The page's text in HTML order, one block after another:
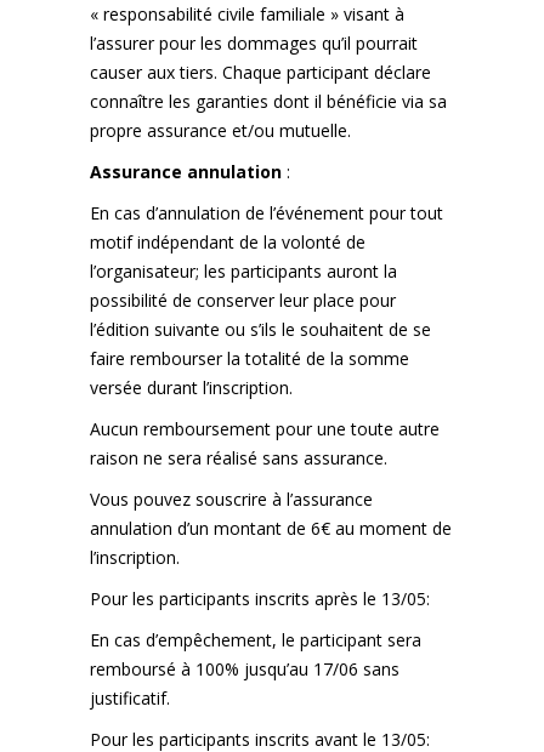
« responsabilité civile familiale » visant à
l’assurer pour les dommages qu’il pourrait
causer aux tiers. Chaque participant déclare
connaître les garanties dont il bénéficie via sa
propre assurance et/ou mutuelle.
Assurance annulation :
En cas d’annulation de l’événement pour tout
motif indépendant de la volonté de
l’organisateur; les participants auront la
possibilité de conserver leur place pour
l’édition suivante ou s’ils le souhaitent de se
faire rembourser la totalité de la somme
versée durant l’inscription.
Aucun remboursement pour une toute autre
raison ne sera réalisé sans assurance.
Vous pouvez souscrire à l’assurance
annulation d’un montant de 6€ au moment de
l’inscription.
Pour les participants inscrits après le 13/05:
En cas d’empêchement, le participant sera
remboursé à 100% jusqu’au 17/06 sans
justificatif.
Pour les participants inscrits avant le 13/05: